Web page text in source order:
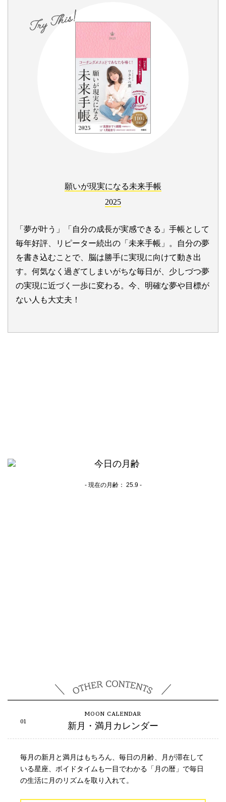
願いが現実になる未来手帳
2025
「夢が叶う」「自分の成長が実感できる」手帳として
毎年好評、リピーター続出の「未来手帳」。自分の夢
を書き込むことで、脳は勝手に実現に向けて動き出
す。何気なく過ぎてしまいがちな毎日が、少しづつ夢
の実現に近づく一歩に変わる。今、明確な夢や目標が
ない人も大丈夫！
- 現在の月齢： 25.9 -
新月・満月カレンダー
毎月の新月と満月はもちろん、毎日の月齢、月が滞在して
いる星座、ボイドタイムも一目でわかる「月の暦」で毎日
の生活に月のリズムを取り入れて。